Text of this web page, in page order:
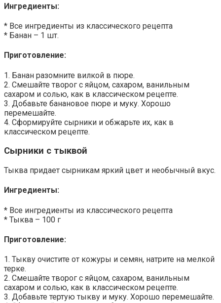
Ингредиенты:
* Все ингредиенты из классического рецепта
* Банан – 1 шт.
Приготовление:
1. Банан разомните вилкой в пюре.
2. Смешайте творог с яйцом, сахаром, ванильным
сахаром и солью, как в классическом рецепте.
3. Добавьте банановое пюре и муку. Хорошо
перемешайте.
4. Сформируйте сырники и обжарьте их, как в
классическом рецепте.
Сырники с тыквой
Тыква придает сырникам яркий цвет и необычный вкус.
Ингредиенты:
* Все ингредиенты из классического рецепта
* Тыква – 100 г
Приготовление:
1. Тыкву очистите от кожуры и семян, натрите на мелкой
терке.
2. Смешайте творог с яйцом, сахаром, ванильным
сахаром и солью, как в классическом рецепте.
3. Добавьте тертую тыкву и муку. Хорошо перемешайте.